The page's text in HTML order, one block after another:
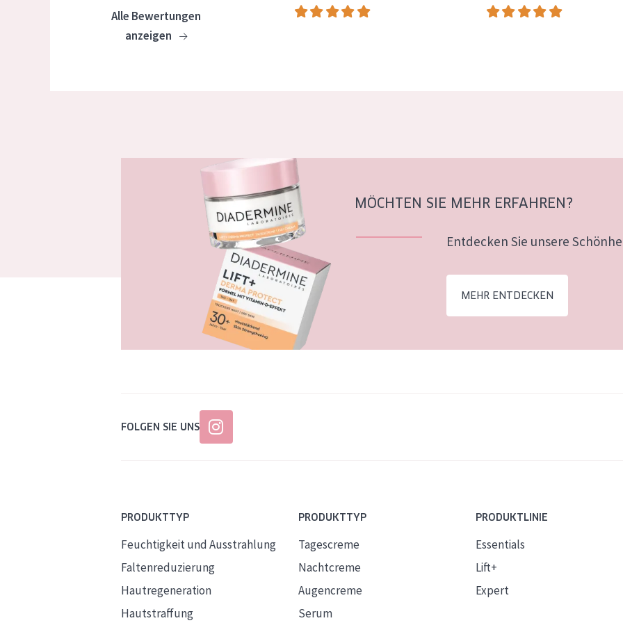
Alle Bewertungen
anzeigen
MÖCHTEN SIE MEHR ERFAHREN?
Entdecken Sie unsere
MEHR ENTDECKEN
FOLGEN SIE UNS
PRODUKTTYP
Feuchtigkeit und Ausstrahlung
Faltenreduzierung
Hautregeneration
Hautstraffung
PRODUKTTYP
Tagescreme
Nachtcreme
Augencreme
Serum
PRODUKTLINIE
Essentials
Lift+
Expert